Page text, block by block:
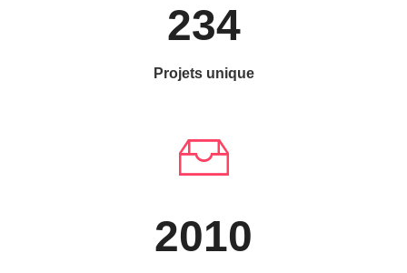
234
Projets unique
2010